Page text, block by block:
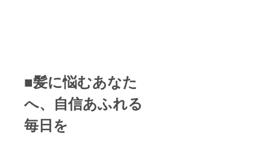
■髪に悩むあなた
へ、自信あふれる
毎日を